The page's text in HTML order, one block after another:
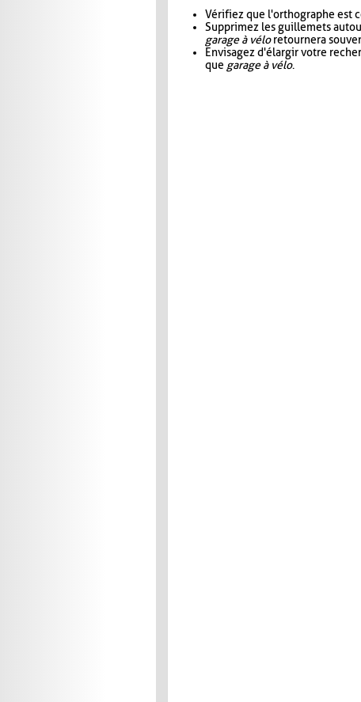
Vérifiez que l'orthographe est
Supprimez les guillemets
garage à véloretournera
Envisagez d'élargir votre
que garage à vélo.